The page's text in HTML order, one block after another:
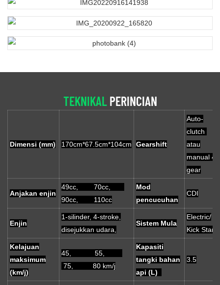
TEKNIKALPERINCIAN
Dimensi (mm) 170cm*67.5cm*104cm Gearshift
Auto-
clutch
atau
manual 4-
gear
Anjakan enjin
49cc, 70cc,
90cc, 110cc
Mod
pencucuhan
CDI
Enjin
1-silinder, 4-stroke,
disejukkan udara,
Sistem Mula
Electric/
Kick Start
Kelajuan
maksimum
(km/j)
45, 55,
75, 80 km/j
Kapasiti
tangki bahan
api (L)
3.5